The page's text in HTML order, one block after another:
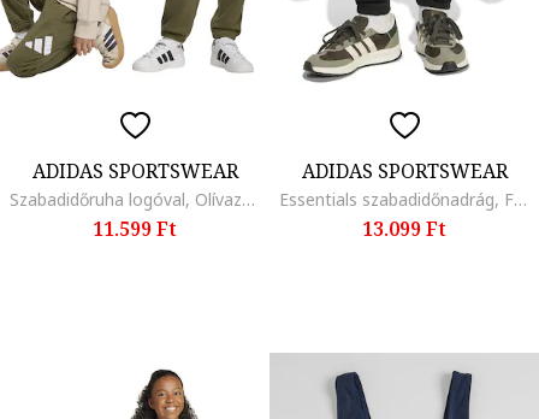
ADIDAS SPORTSWEAR
Szabadidőruha logóval, Olívazöld/Krémszín
11.599 Ft
ADIDAS SPORTSWEAR
Essentials szabadidőnadrág, Fehér/Fekete
13.099 Ft